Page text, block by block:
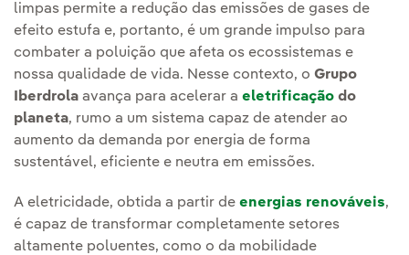
limpas permite a redução das emissões de gases de
efeito estufa e, portanto, é um grande impulso para
combater a poluição que afeta os ecossistemas e
nossa qualidade de vida. Nesse contexto, o Grupo
Iberdrola avança para acelerar a eletrificação do
planeta, rumo a um sistema capaz de atender ao
aumento da demanda por energia de forma
sustentável, eficiente e neutra em emissões.
A eletricidade, obtida a partir de energias renováveis,
é capaz de transformar completamente setores
altamente poluentes, como o da mobilidade